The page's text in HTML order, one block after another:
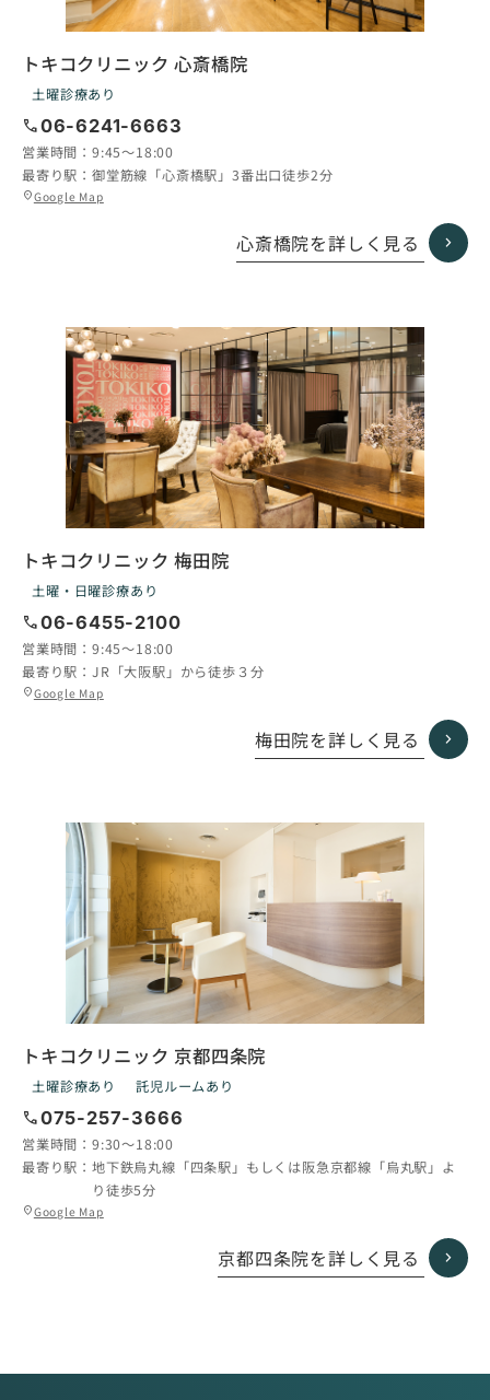
トキコクリニック 心斎橋院
土曜診療あり
call06-6241-6663
営業時間： 9:45〜18:00
最寄り駅： 御堂筋線「心斎橋駅」3番出口徒歩2分
location_onGoogle Map
グ
心斎橋院を詳しく見る
トキコクリニック 梅田院
土曜・日曜診療あり
call06-6455-2100
営業時間： 9:45〜18:00
最寄り駅： JR「大阪駅」から徒歩３分
location_onGoogle Map
グ
梅田院を詳しく見る
トキコクリニック 京都四条院
土曜診療あり 託児ルームあり
call075-257-3666
営業時間： 9:30〜18:00
最寄り駅： 地下鉄烏丸線「四条駅」もしくは阪急京都線「烏丸駅」よ
り徒歩5分
location_onGoogle Map
グ
京都四条院を詳しく見る